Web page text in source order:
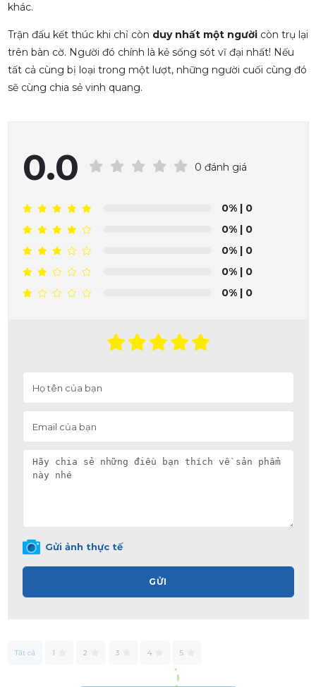
khác.
Trận đấu kết thúc khi chỉ còn duy nhất một ngườicòn trụ lại
trên bàn cờ. Người đó chính là kẻ sống sót vĩ đại nhất! Nếu
tất cả cùng bị loại trong một lượt, những người cuối cùng đó
sẽ cùng chia sẻ vinh quang.
0.0 0 đánh giá
0% | 0
0% | 0
0% | 0
0% | 0
0% | 0
Gửi ảnh thực tế
GỬI
Tất cả 1 2 3 4 5